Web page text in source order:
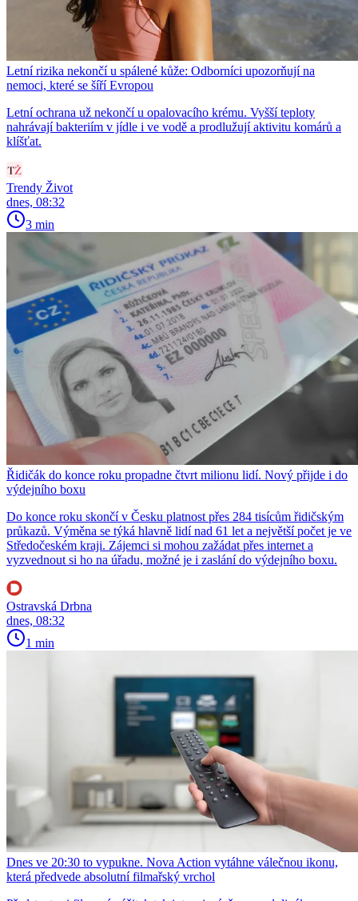
Letní rizika nekončí u spálené kůže: Odborníci upozorňují na
nemoci, které se šíří Evropou
Letní ochrana už nekončí u opalovacího krému. Vyšší teploty
nahrávají bakteriím v jídle i ve vodě a prodlužují aktivitu komárů a
klíšťat.
Trendy Život
dnes, 08:32
3 min
Řidičák do konce roku propadne čtvrt milionu lidí. Nový přijde i do
výdejního boxu
Do konce roku skončí v Česku platnost přes 284 tisícům řidičským
průkazů. Výměna se týká hlavně lidí nad 61 let a největší počet je ve
Středočeském kraji. Zájemci si mohou zažádat přes internet a
vyzvednout si ho na úřadu, možné je i zaslání do výdejního boxu.
Ostravská Drbna
dnes, 08:32
1 min
Dnes ve 20:30 to vypukne. Nova Action vytáhne válečnou ikonu,
která předvede absolutní filmařský vrchol